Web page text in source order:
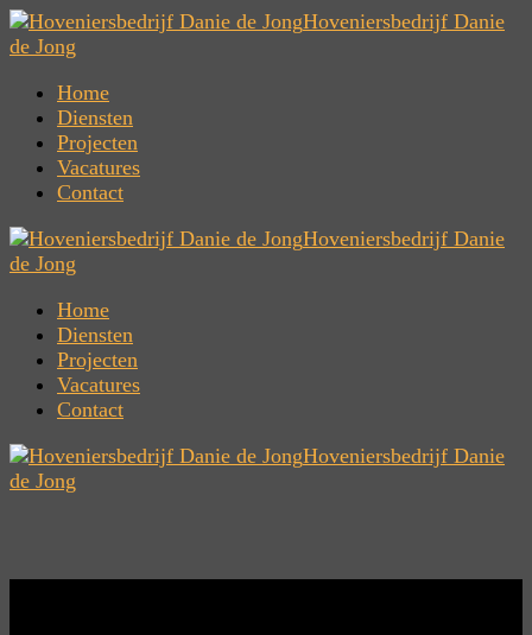
Hoveniersbedrijf Danie
de Jong
Home
Diensten
Projecten
Vacatures
Contact
Hoveniersbedrijf Danie
de Jong
Home
Diensten
Projecten
Vacatures
Contact
Hoveniersbedrijf Danie
de Jong